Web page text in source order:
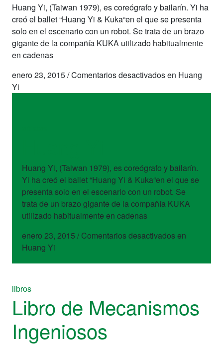
Huang Yi, (Taiwan 1979), es coreógrafo y bailarín. Yi ha
creó el ballet “Huang Yi & Kuka“en el que se presenta
solo en el escenario con un robot. Se trata de un brazo
gigante de la compañía KUKA utilizado habitualmente
en cadenas
enero 23, 2015/Comentarios desactivadosen Huang
Yi
Huang Yi, (Taiwan 1979), es coreógrafo y bailarín.
Yi ha creó el ballet “Huang Yi & Kuka“en el que se
presenta solo en el escenario con un robot. Se
trata de un brazo gigante de la compañía KUKA
utilizado habitualmente en cadenas
enero 23, 2015 / Comentarios desactivadosen
Huang Yi
libros
Libro de Mecanismos
Ingeniosos